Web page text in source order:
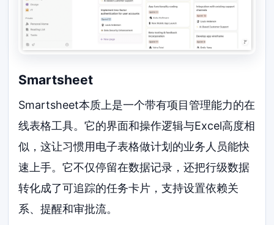
Smartsheet
Smartsheet本质上是一个带有项目管理能力的在
线表格工具。它的界面和操作逻辑与Excel高度相
似，这让习惯用电子表格做计划的业务人员能快
速上手。它不仅停留在数据记录，还把行级数据
转化成了可追踪的任务卡片，支持设置依赖关
系、提醒和审批流。